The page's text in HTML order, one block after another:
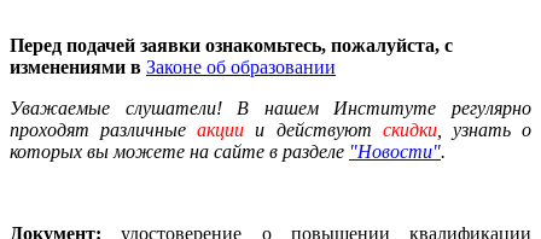
Перед подачей заявки ознакомьтесь, пожалуйста, с
изменениями в Законе об образовании
Уважаемые слушатели! В нашем Институте регулярно
проходят различныеакции и действуют скидки, узнать о
которых вы можете на сайте в разделе "Новости".
Документ: удостоверение о повышении квалификации